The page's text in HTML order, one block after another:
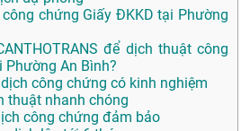
chứng Giấy ĐKKD tại Phường
để dịch thuật công
An Bình?
công chứng có kinh nghiệm
thuật nhanh chóng
công chứng đảm bảo